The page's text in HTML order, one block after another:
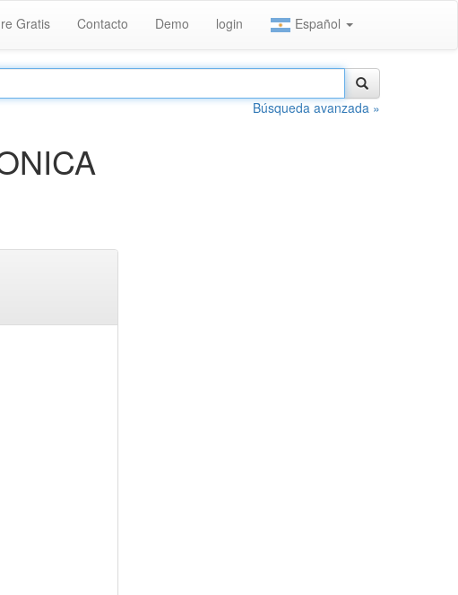
Gratis Contacto Demo login Español
Búsqueda avanzada »